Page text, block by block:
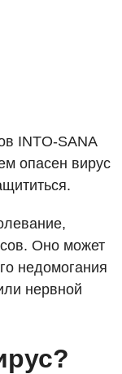
INTO-SANA
опасен вирус
Оно может
недомогания
нервной